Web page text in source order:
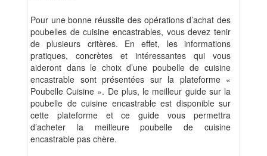
Pour une bonne réussite des opérations d’achat des
poubelles de cuisine encastrables, vous devez tenir
de plusieurs critères. En effet, les informations
pratiques, concrètes et intéressantes qui vous
aideront dans le choix d’une poubelle de cuisine
encastrable sont présentées sur la plateforme «
Poubelle Cuisine ». De plus, le meilleur guide sur la
poubelle de cuisine encastrable est disponible sur
cette plateforme et ce guide vous permettra
d’acheter la meilleure poubelle de cuisine
encastrable pas chère.